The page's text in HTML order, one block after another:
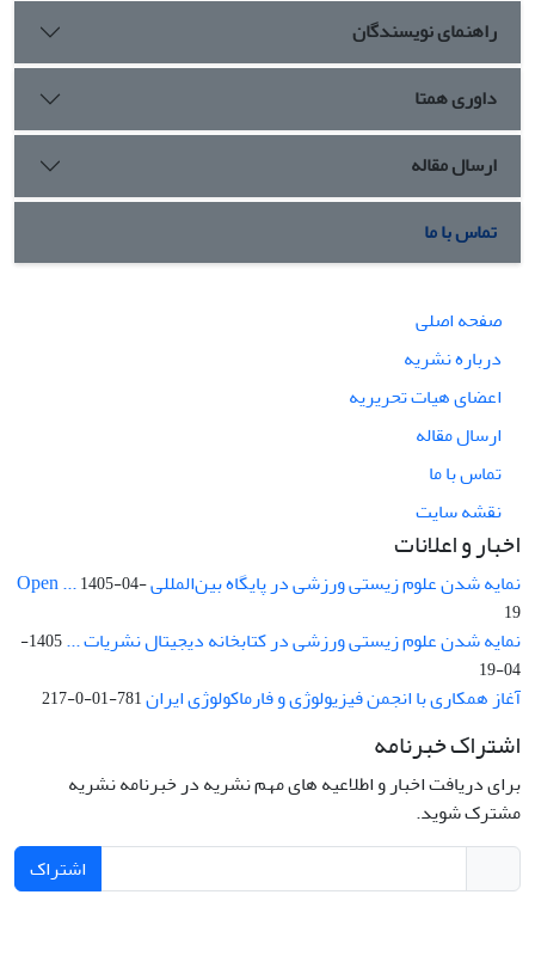
راهنمای نویسندگان
داوری همتا
ارسال مقاله
تماس با ما
صفحه اصلی
درباره نشریه
اعضای هیات تحریریه
ارسال مقاله
تماس با ما
نقشه سایت
اخبار و اعلانات
نمایه شدن علوم زیستی ورزشی در پایگاه بین‌المللی Open ...1405-04-
19
نمایه شدن علوم زیستی ورزشی در کتابخانه دیجیتال نشریات ...
1405-
04-19
آغاز همکاری با انجمن فیزیولوژی و فارماکولوژی ایران781-01-0-217
اشتراک خبرنامه
برای دریافت اخبار و اطلاعیه های مهم نشریه در خبرنامه نشریه
مشترک شوید.
اشتراک